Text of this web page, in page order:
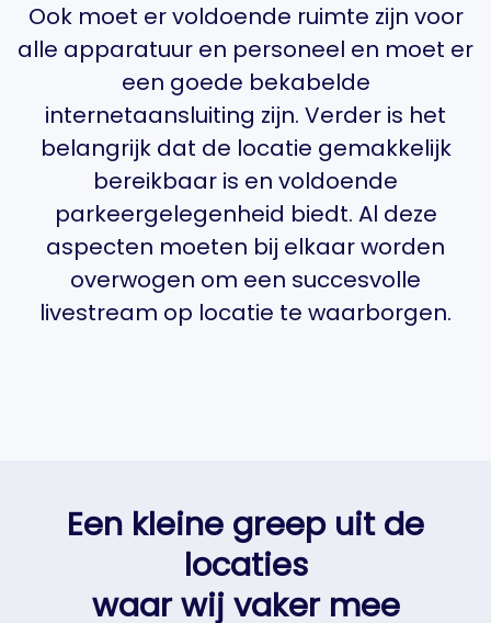
Ook moet er voldoende ruimte zijn voor
alle apparatuur en personeel en moet er
een goede bekabelde
internetaansluiting zijn. Verder is het
belangrijk dat de locatie gemakkelijk
bereikbaar is en voldoende
parkeergelegenheid biedt. Al deze
aspecten moeten bij elkaar worden
overwogen om een succesvolle
livestream op locatie te waarborgen.
Een kleine greep uit de
locaties
waar wij vaker mee